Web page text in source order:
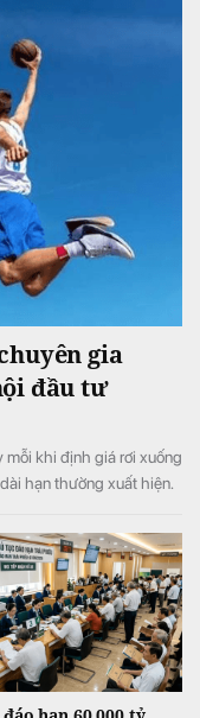
gia
đầu tư
khi định giá rơi xuống
hạn thường xuất hiện.